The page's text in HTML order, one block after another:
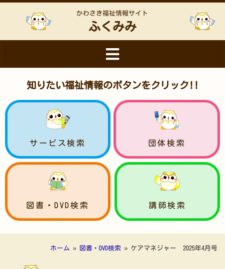
かわさき福祉情報サイト
ふくみみ
知りたい福祉情報のボタンをクリック!!
サービス検索 団体検索
図書・DVD検索 講師検索
ホーム » 図書・DVD検索 » ケアマネジャー 2025年4月号